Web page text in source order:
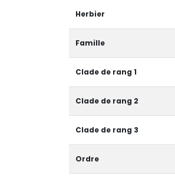
Herbier
Famille
Clade de rang 1
Clade de rang 2
Clade de rang 3
Ordre